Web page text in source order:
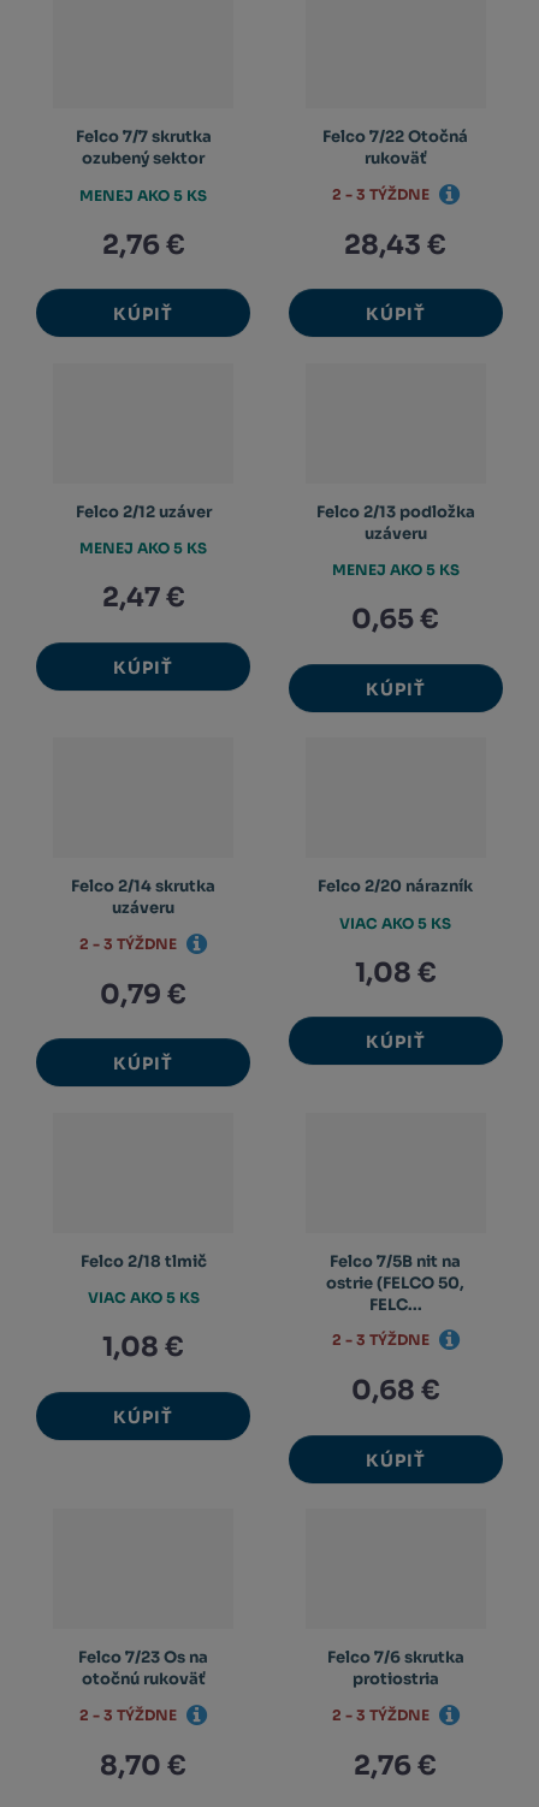
Felco 7/7 skrutka
ozubený sektor
2,76 €
KÚPIŤ
MENEJ AKO 5 KS
Felco 7/22 Otočná
rukoväť
28,43 €
KÚPIŤ
2 - 3 TÝŽDNE
Felco 2/12 uzáver
2,47 €
KÚPIŤ
MENEJ AKO 5 KS
Felco 2/13 podložka
uzáveru
0,65 €
KÚPIŤ
MENEJ AKO 5 KS
Felco 2/14 skrutka
uzáveru
0,79 €
KÚPIŤ
2 - 3 TÝŽDNE
Felco 2/20 nárazník
1,08 €
KÚPIŤ
VIAC AKO 5 KS
Felco 2/18 tlmič
1,08 €
KÚPIŤ
VIAC AKO 5 KS
Felco 7/5B nit na
ostrie (FELCO 50,
FELC...
0,68 €
KÚPIŤ
2 - 3 TÝŽDNE
Felco 7/23 Os na
otočnú rukoväť
8,70 €
2 - 3 TÝŽDNE
Felco 7/6 skrutka
protiostria
2,76 €
2 - 3 TÝŽDNE